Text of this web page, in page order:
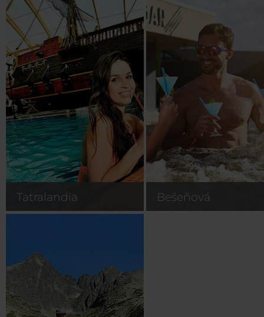
Tatralandia Bešeňová